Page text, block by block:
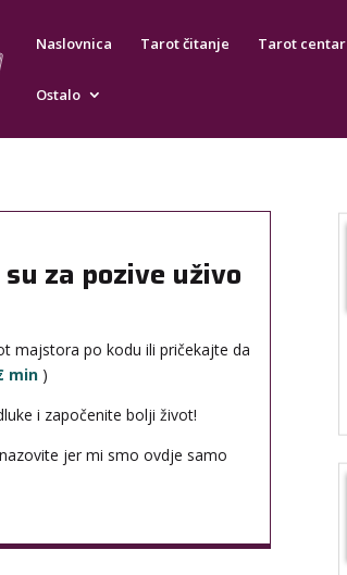
Naslovnica Tarot čitanje Tarot centar
Ostalo
021 3,50 CHF/min
za pozive uživo
majstora po kodu ili pričekajte da
min )
i započenite bolji život!
jer mi smo ovdje samo